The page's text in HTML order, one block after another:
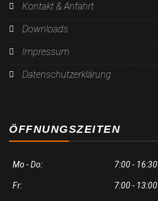
Kontakt & Anfahrt
Downloads
Impressum
Datenschutzerklärung
ÖFFNUNGSZEITEN
Mo - Do: 7:00 - 16:30
Fr: 7:00 - 13:00